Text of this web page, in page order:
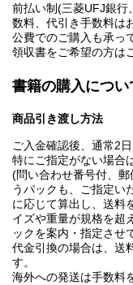
前払い制(三菱UFJ銀行
数料、代引き手数料は
公費でのご購入も承っ
領収書をご希望の方は
書籍の購入につい
商品引き渡し方法
ご入金確認後、通常2
特にご指定がない場合
(問い合わせ番号付、
うパックも、ご指定い
に応じて算出し、送料
イズや重量が規格を超
ックを案内・指定させ
代金引換の場合は、送
す。
海外への発送は手数料